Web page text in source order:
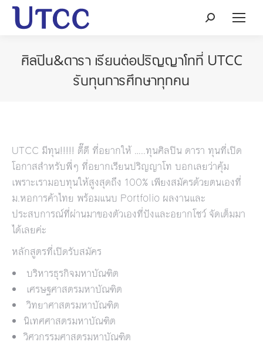
Search:
ศิลปิน&ดารา เรียนต่อปริญญาโทที่ UTCC
รับทุนการศึกษาทุกคน
UTCC มีทุน!!!!! ดี๊ดี ที่อยากให้ …..ทุนศิลปิน ดารา ทุนที่เปิด
โอกาสสำหรับพี่ๆ ที่อยากเรียนปริญญาโท บอกเลยว่าคุ้ม
เพราะเรามอบทุนให้สูงสุดถึง 100% เพียงสมัครด้วยตนเองที่
ม.หอการค้าไทย พร้อมแนบ Portfolio ผลงานและ
ประสบการณ์ที่ผ่านมาของตัวเองที่ปังและอยากโชว์ จัดเต็มมา
ได้เลยค่ะ
หลักสูตรที่เปิดรับสมัคร
บริหารธุรกิจมหาบัณฑิต
เศรษฐศาสตรมหาบัณฑิต
วิทยาศาสตรมหาบัณฑิต
นิเทศศาสตรมหาบัณฑิต
วิศวกรรมศาสตรมหาบัณฑิต